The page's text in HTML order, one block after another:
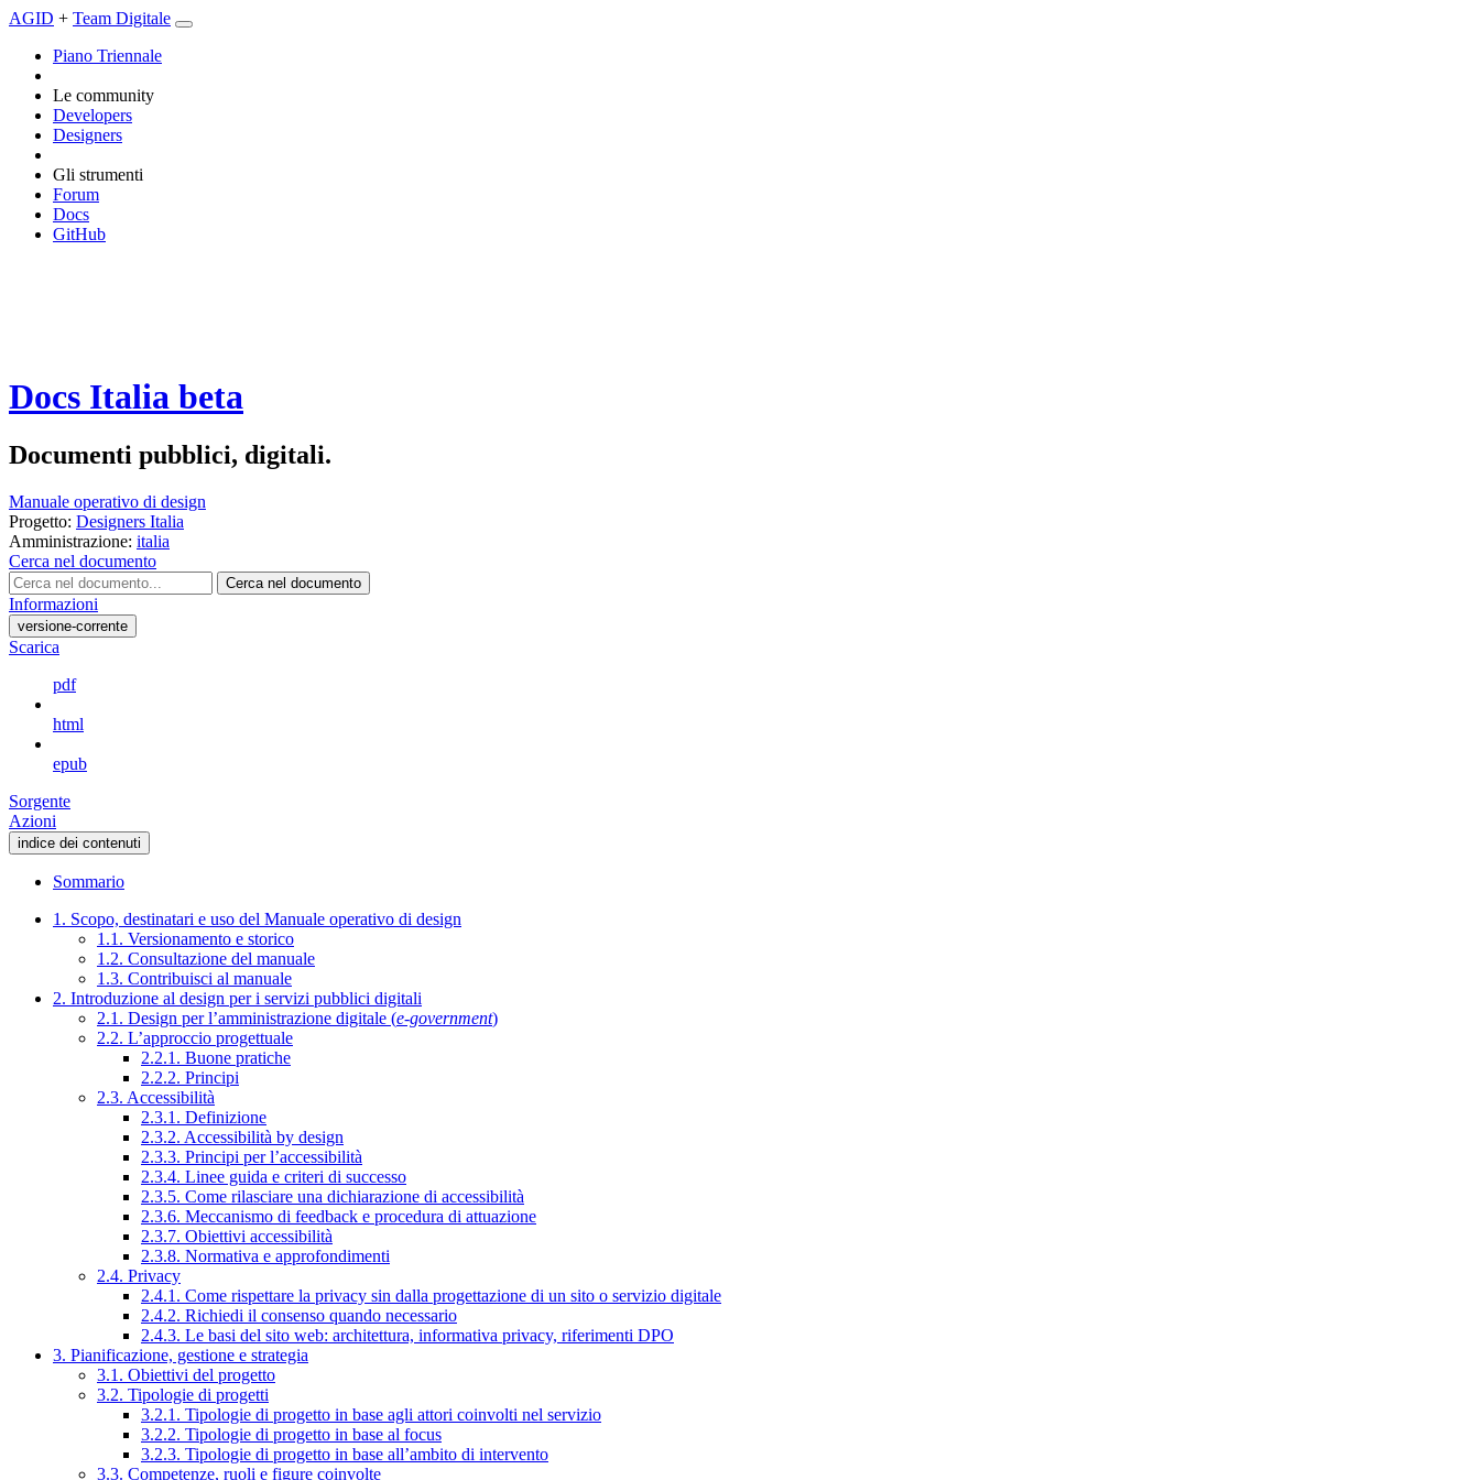
AGID + Team Digitale
Piano Triennale
Le community
Developers
Designers
Gli strumenti
Forum
Docs
GitHub
Docs Italia beta
Documenti pubblici, digitali.
Manuale operativo di design
Progetto: Designers Italia
Amministrazione: italia
Cerca nel documento
Cerca nel documento
Informazioni
versione-corrente
Scarica
pdf
html
epub
Sorgente
Azioni
indice dei contenuti
Sommario
1. Scopo, destinatari e uso del Manuale operativo di design
1.1. Versionamento e storico
1.2. Consultazione del manuale
1.3. Contribuisci al manuale
2. Introduzione al design per i servizi pubblici digitali
2.1. Design per l’amministrazione digitale (e-government)
2.2. L’approccio progettuale
2.2.1. Buone pratiche
2.2.2. Principi
2.3. Accessibilità
2.3.1. Definizione
2.3.2. Accessibilità by design
2.3.3. Principi per l’accessibilità
2.3.4. Linee guida e criteri di successo
2.3.5. Come rilasciare una dichiarazione di accessibilità
2.3.6. Meccanismo di feedback e procedura di attuazione
2.3.7. Obiettivi accessibilità
2.3.8. Normativa e approfondimenti
2.4. Privacy
2.4.1. Come rispettare la privacy sin dalla progettazione di un sito o servizio digitale
2.4.2. Richiedi il consenso quando necessario
2.4.3. Le basi del sito web: architettura, informativa privacy, riferimenti DPO
3. Pianificazione, gestione e strategia
3.1. Obiettivi del progetto
3.2. Tipologie di progetti
3.2.1. Tipologie di progetto in base agli attori coinvolti nel servizio
3.2.2. Tipologie di progetto in base al focus
3.2.3. Tipologie di progetto in base all’ambito di intervento
3.3. Competenze, ruoli e figure coinvolte